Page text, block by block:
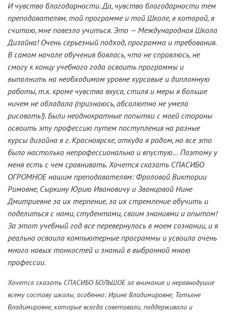
И чувство благодарности. Да, чувство благодарности тем
преподавателям, той программе и той Школе, в которой, я
считаю, мне повезло учиться. Это — Международная Школа
Дизайна! Очень серьезный подход, программа и требования.
В самом начале обучения боялась, что не справлюсь, не
смогу к концу учебного года освоить программы и
выполнить на необходимом уровне курсовые и дипломную
работы, т.к. кроме чувства вкуса, стиля и меры я больше
ничем не обладала (признаюсь, абсолютно не умела
рисовать!). Были неоднократные попытки с моей стороны
освоить эту профессию путем поступления на разные
курсы дизайна в г. Красноярске, откуда я родом, но все это
было настолько непрофессионально и впустую… Поэтому у
меня есть с чем сравнивать. Хочется сказать СПАСИБО
ОГРОМНОЕ нашим преподавателям: Фроловой Виктории
Римовне, Сыркину Юрию Ивановичу и Звонцовой Нине
Дмитриевне за их терпение, за их стремление обучить и
поделиться с нами, студентами, своим знаниями и опытом!
За этот учебный год все перевернулось в моем сознании, и я
реально освоила компьютерные программы и усвоила очень
много новых тонкостей и знаний в выбранной мною
профессии.
Хочется сказать СПАСИБО БОЛЬШОЕ за внимание и неравнодушие
всему составу школы, особенно: Ирине Владимировне, Татьяне
Владимировне, которые всегда советовали, поддерживали и